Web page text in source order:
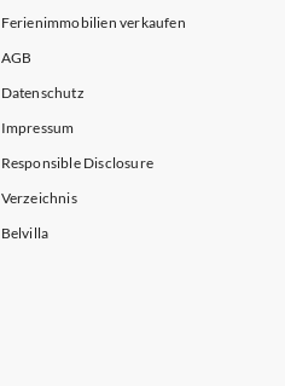
Ferienimmobilien verkaufen
AGB
Datenschutz
Impressum
Responsible Disclosure
Verzeichnis
Belvilla